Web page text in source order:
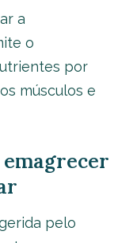
a
o
por
músculos e
pelo